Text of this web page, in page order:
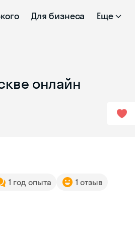
Для бизнеса Еще
онлайн
1 год опыта 1 отзыв